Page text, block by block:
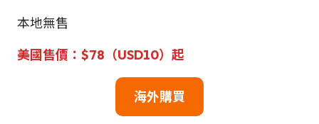
本地無售
美國售價：$78（USD10）起
海外購買